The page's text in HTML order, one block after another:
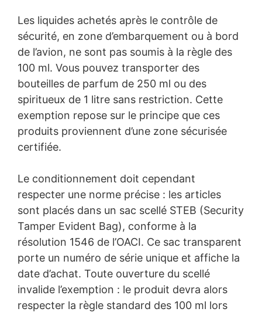
Les liquides achetés après le contrôle de
sécurité, en zone d’embarquement ou à bord
de l’avion, ne sont pas soumis à la règle des
100 ml. Vous pouvez transporter des
bouteilles de parfum de 250 ml ou des
spiritueux de 1 litre sans restriction. Cette
exemption repose sur le principe que ces
produits proviennent d’une zone sécurisée
certifiée.
Le conditionnement doit cependant
respecter une norme précise : les articles
sont placés dans un sac scellé STEB (Security
Tamper Evident Bag), conforme à la
résolution 1546 de l’OACI. Ce sac transparent
porte un numéro de série unique et affiche la
date d’achat. Toute ouverture du scellé
invalide l’exemption : le produit devra alors
respecter la règle standard des 100 ml lors